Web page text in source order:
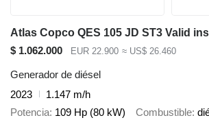
$ 1.062.000 EUR 22.900 ≈ US$ 26.460
Generador de diésel
2023
1.147 m/h
Potencia 109 Hp (80 kW) Combustible